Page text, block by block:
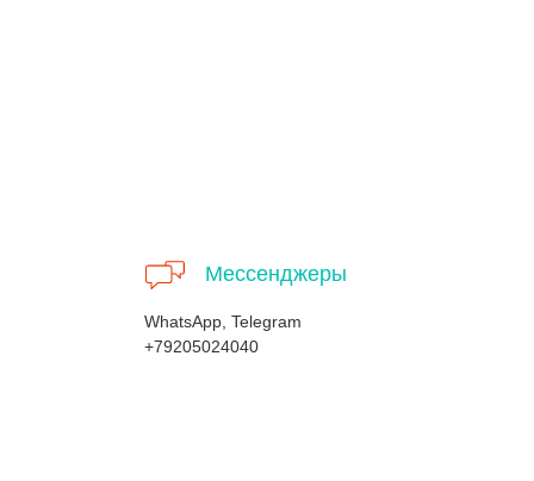
Мессенджеры
WhatsApp, Telegram
+79205024040